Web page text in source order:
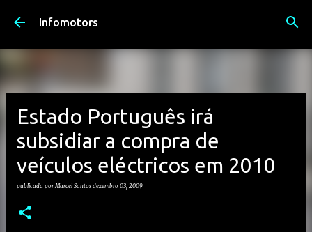
Avançar para o conteúdo principal
Infomotors
Estado Português irá
subsidiar a compra de
veículos eléctricos em 2010
publicada porMarcel Santos dezembro 03, 2009